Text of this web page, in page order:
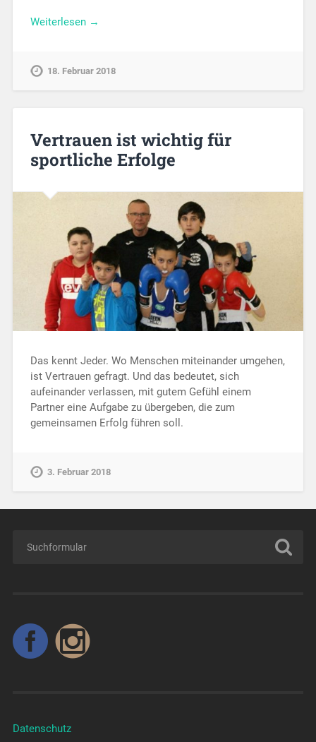
Weiterlesen →
18. Februar 2018
Vertrauen ist wichtig für
sportliche Erfolge
Das kennt Jeder. Wo Menschen miteinander umgehen,
ist Vertrauen gefragt. Und das bedeutet, sich
aufeinander verlassen, mit gutem Gefühl einem
Partner eine Aufgabe zu übergeben, die zum
gemeinsamen Erfolg führen soll.
3. Februar 2018
Datenschutz